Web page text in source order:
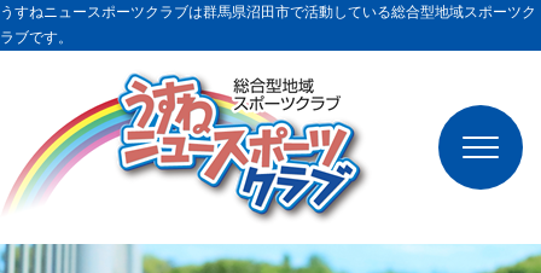
うすねニュースポーツクラブは群馬県沼田市で活動している総合型地域スポーツク
ラブです。
クラブ概要